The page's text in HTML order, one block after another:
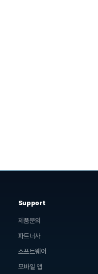
Support
제품문의
파트너사
소프트웨어
모바일 앱